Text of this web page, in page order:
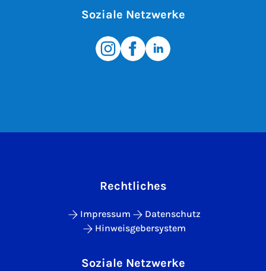
Soziale Netzwerke
Rechtliches
Impressum
Datenschutz
Hinweisgebersystem
Soziale Netzwerke